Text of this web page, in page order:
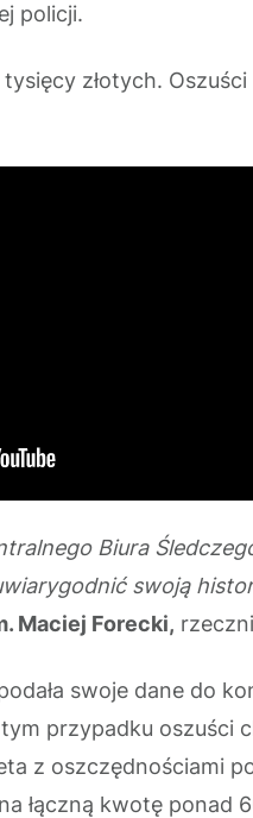
policji.
złotych.
Biura
swoją
Maciej Forecki,
swoje dane do
przypadku oszuści
z oszczędnościami
łączną kwotę ponad